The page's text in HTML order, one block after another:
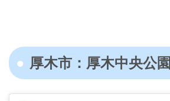
厚木市：厚木中央公園